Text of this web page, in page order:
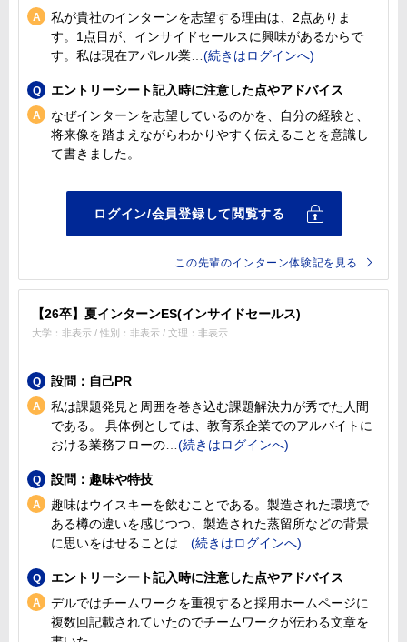
私が貴社のインターンを志望する理由は、2点ありま
す。1点目が、インサイドセールスに興味があるからで
す。私は現在アパレル業
エントリーシート記入時に注意した点やアドバイス
なぜインターンを志望しているのかを、自分の経験と、
将来像を踏まえながらわかりやすく伝えることを意識し
て書きました。
この先輩のインターン体験記を見る
【26卒】夏インターンES(インサイドセールス)
大学：非表示 / 性別：非表示 / 文理：非表示
設問：自己PR
私は課題発見と周囲を巻き込む課題解決力が秀でた人間
である。 具体例としては、教育系企業でのアルバイトに
おける業務フローの
設問：趣味や特技
趣味はウイスキーを飲むことである。製造された環境で
ある樽の違いを感じつつ、製造された蒸留所などの背景
に思いをはせることは
エントリーシート記入時に注意した点やアドバイス
デルではチームワークを重視すると採用ホームページに
複数回記載されていたのでチームワークが伝わる文章を